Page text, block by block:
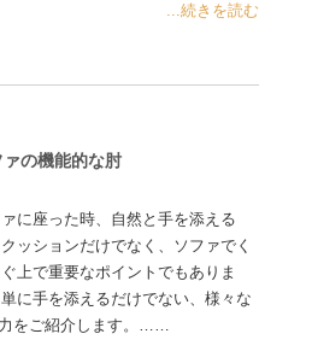
...続きを読む
ァの機能的な肘
ァに座った時、自然と手を添える
ッションだけでなく、ソファでく
上で重要なポイントでもありま
に手を添えるだけでない、様々な
をご紹介します。……